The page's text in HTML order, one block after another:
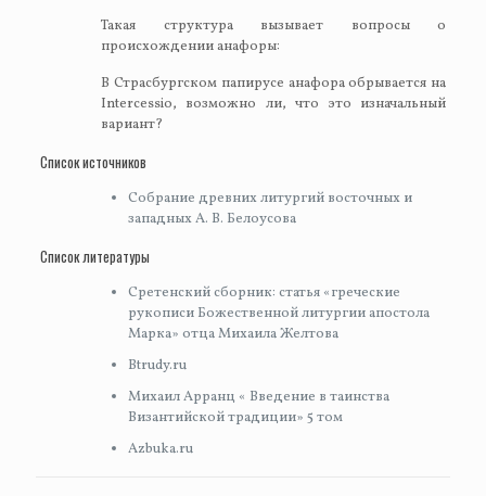
Такая структура вызывает вопросы о
происхождении анафоры:
В Страсбургском папирусе анафора обрывается на
Intercessio, возможно ли, что это изначальный
вариант?
Список источников
Собрание древних литургий восточных и
западных А. В. Белоусова
Список литературы
Сретенский сборник: статья «греческие
рукописи Божественной литургии апостола
Марка» отца Михаила Желтова
Btrudy.ru
Михаил Арранц « Введение в таинства
Византийской традиции» 5 том
Azbuka.ru